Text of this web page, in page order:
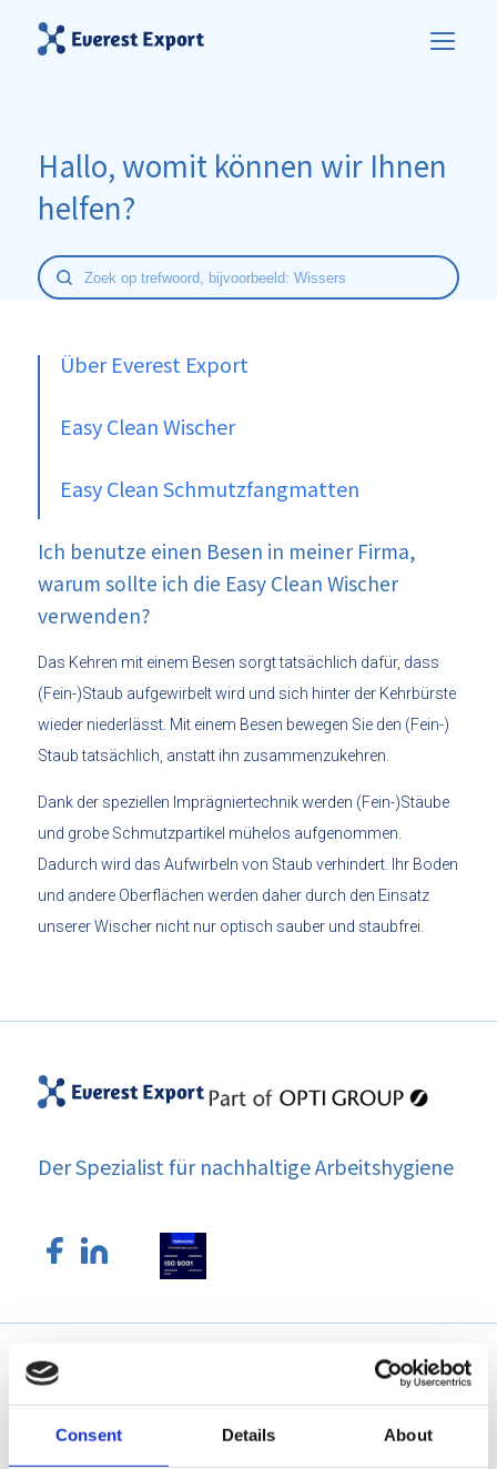
Consent Details About
Hallo, womit können wir Ihnen
helfen?
Über Everest Export
Easy Clean Wischer
Easy Clean Schmutzfangmatten
Ich benutze einen Besen in meiner Firma,
warum sollte ich die Easy Clean Wischer
verwenden?
Das Kehren mit einem Besen sorgt tatsächlich dafür, dass
(Fein-)Staub aufgewirbelt wird und sich hinter der Kehrbürste
wieder niederlässt. Mit einem Besen bewegen Sie den (Fein-)
Staub tatsächlich, anstatt ihn zusammenzukehren.
Dank der speziellen Imprägniertechnik werden (Fein-)Stäube
und grobe Schmutzpartikel mühelos aufgenommen.
Dadurch wird das Aufwirbeln von Staub verhindert. Ihr Boden
und andere Oberflächen werden daher durch den Einsatz
unserer Wischer nicht nur optisch sauber und staubfrei.
Der Spezialist für nachhaltige Arbeitshygiene
Everest Export
Easy Clean Wischer